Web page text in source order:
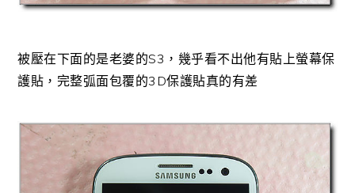
被壓在下面的是老婆的S3，幾乎看不出他有貼上螢幕保
護貼，完整弧面包覆的3D保護貼真的有差